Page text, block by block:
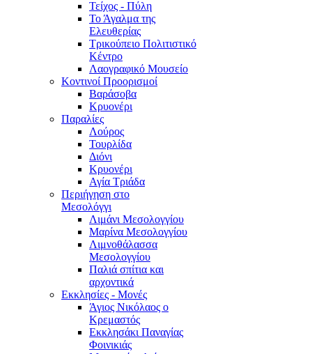
Τείχος - Πύλη
Το Άγαλμα της
Ελευθερίας
Τρικούπειο Πολιτιστικό
Κέντρο
Λαογραφικό Μουσείο
Κοντινοί Προορισμοί
Βαράσοβα
Κρυονέρι
Παραλίες
Λούρος
Τουρλίδα
Διόνι
Κρυονέρι
Αγία Τριάδα
Περιήγηση στο
Μεσολόγγι
Λιμάνι Μεσολογγίου
Μαρίνα Μεσολογγίου
Λιμνοθάλασσα
Μεσολογγίου
Παλιά σπίτια και
αρχοντικά
Εκκλησίες - Μονές
Άγιος Νικόλαος ο
Κρεμαστός
Εκκλησάκι Παναγίας
Φοινικιάς